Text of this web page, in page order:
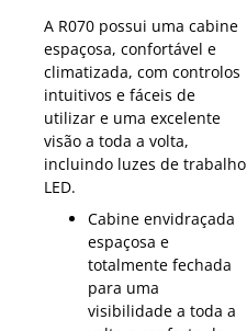
A R070 possui uma cabine
espaçosa, confortável e
climatizada, com controlos
intuitivos e fáceis de
utilizar e uma excelente
visão a toda a volta,
incluindo luzes de trabalho
LED.
Cabine envidraçada
espaçosa e
totalmente fechada
para uma
visibilidade a toda a